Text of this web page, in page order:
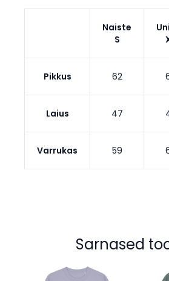
Naiste
S
Pikkus 62
Laius 47
Varrukas 59
Sarnased